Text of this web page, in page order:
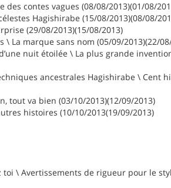
contes vagues (08/08/2013)(01/08/
Hagishirabe (15/08/2013)(08/08/
(29/08/2013)(15/08/2013)
marque sans nom (05/09/2013)(22/
nuit étoilée \ La plus grande
ancestrales Hagishirabe \ Cent
tout va bien (03/10/2013)(12/09/2013)
histoires (10/10/2013(19/09/2013)
\ Avertissements de rigueur pour le